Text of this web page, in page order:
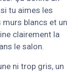
tu aimes les
murs blancs et un
clairement la
le salon.
ni trop gris, un